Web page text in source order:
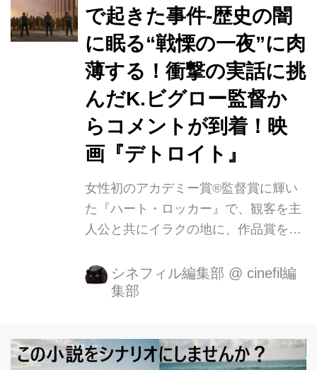
で起きた事件-歴史の闇
に眠る“戦慄の一夜”に肉
薄する！衝撃の実話に挑
んだK.ビグロー監督か
らコメントが到着！映
画『デトロイト』
女性初のアカデミー賞®監督賞に輝い
た『ハート・ロッカー』で、観客を主
人公と共にイラクの地に、作品賞を始
ダーク・サーティ』では、オサマ・ビ
ンラディンのアジトの中へと潜入させ
先が読めない骨太でスリリングなスト
シネフィル編集部 @ cinefil編
集部